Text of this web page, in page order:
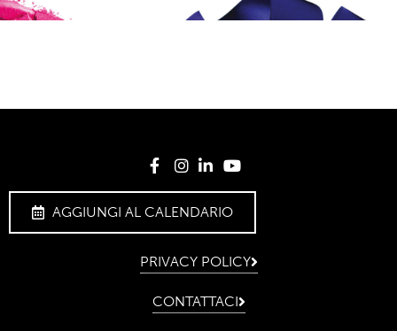
AGGIUNGI AL CALENDARIO
PRIVACY POLICY
CONTATTACI